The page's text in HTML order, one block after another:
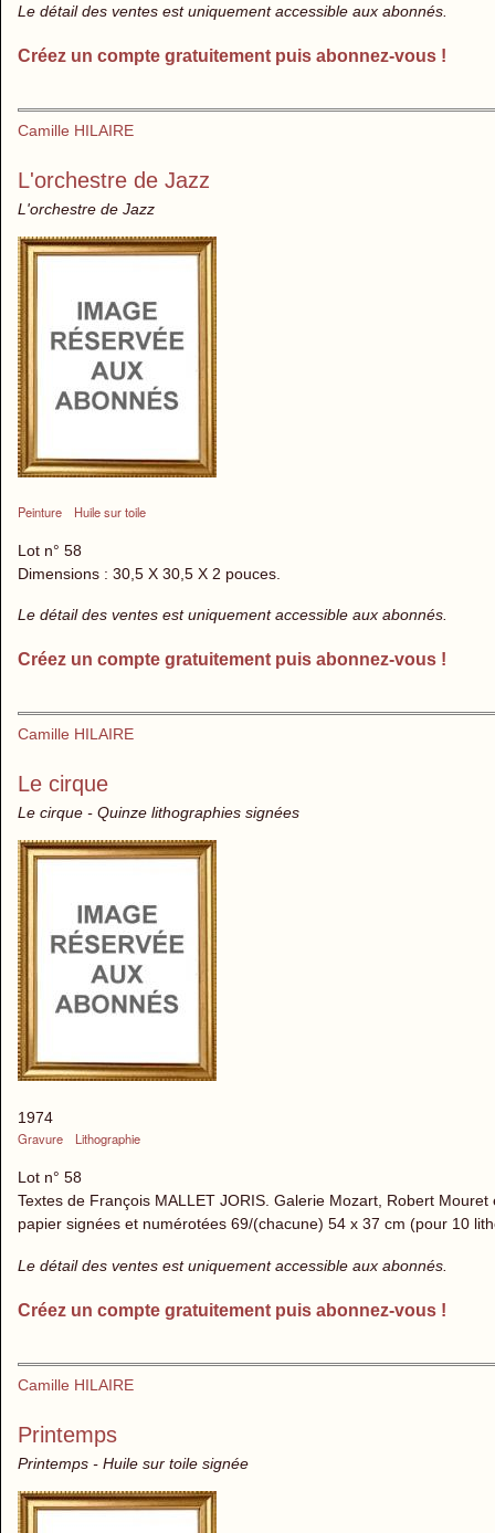
Le détail des ventes est uniquement accessible aux abonnés.
Créez un compte gratuitement puis abonnez-vous !
Camille HILAIRE
L'orchestre de Jazz
L'orchestre de Jazz
Peinture Huile sur toile
Lot n° 58
Dimensions : 30,5 X 30,5 X 2 pouces.
Le détail des ventes est uniquement accessible aux abonnés.
Créez un compte gratuitement puis abonnez-vous !
Camille HILAIRE
Le cirque
Le cirque - Quinze lithographies signées
1974
Gravure
Lithographie
Lot n° 58
Textes de François MALLET JORIS. Galerie Mozart, Robert
papier signées et numérotées 69/(chacune) 54 x 37 cm (pour 10
Le détail des ventes est uniquement accessible aux abonnés.
Créez un compte gratuitement puis abonnez-vous !
Camille HILAIRE
Printemps
Printemps - Huile sur toile signée